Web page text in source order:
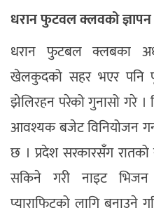
धरान फुटवल क्लवको ज्ञापन
धरान फुटबल क्लबका
खेलकुदको सहर भएर पनि
झेलिरहन परेको गुनासो गरे ।
आवश्यक बजेट विनियोजन
छ । प्रदेश सरकारसँग रातको
सकिने गरी नाइट
प्याराफिटको लागि बनाउने